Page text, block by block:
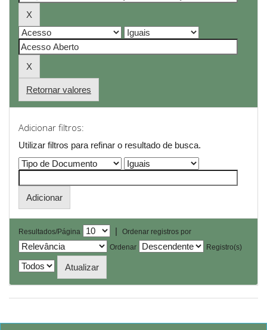
Retornar valores
Adicionar filtros:
Utilizar filtros para refinar o resultado de busca.
Resultados/Página |
Ordenar registros por
Ordenar
Registro(s)